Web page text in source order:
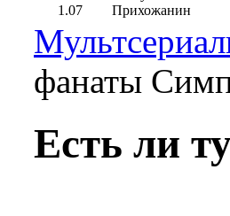
1.07
Прихожанин
фанаты
Есть ли